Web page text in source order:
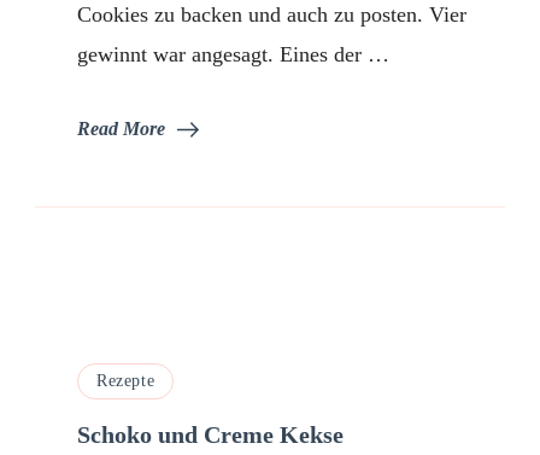
Cookies zu backen und auch zu posten. Vier
gewinnt war angesagt. Eines der …
Read More
Rezepte
Schoko und Creme Kekse